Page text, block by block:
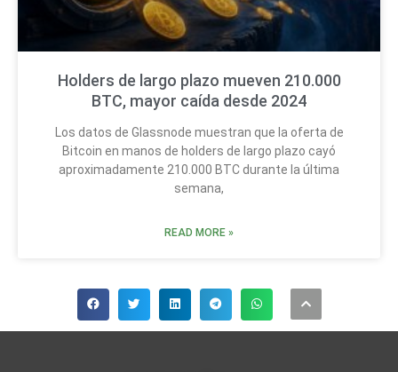
Holders de largo plazo mueven 210.000
BTC, mayor caída desde 2024
Los datos de Glassnode muestran que la oferta de
Bitcoin en manos de holders de largo plazo cayó
aproximadamente 210.000 BTC durante la última
semana,
READ MORE »